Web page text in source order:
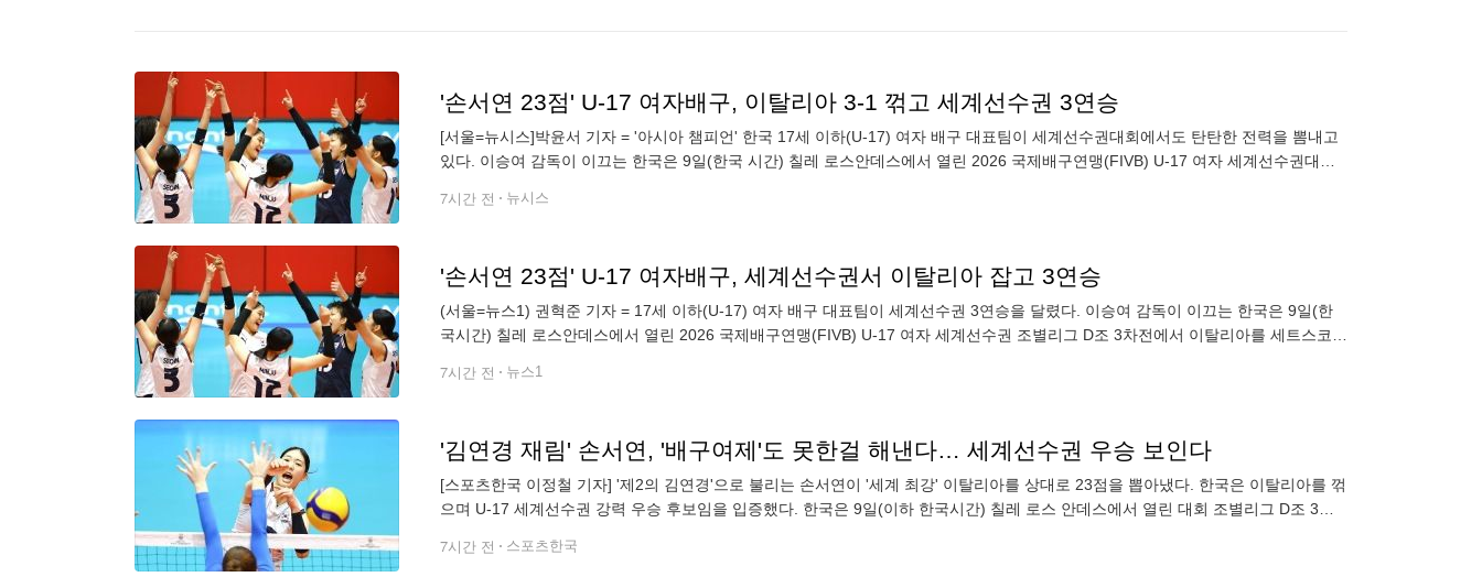
'손서연 23점' U-17 여자배구, 이탈리아 3-1 꺾고 세계선수권 3연승
[서울=뉴시스]박윤서 기자 = '아시아 챔피언' 한국 17세 이하(U-17) 여자 배구 대표팀이 세계선수권대회에서도 탄탄한 전력을 뽐내고
있다. 이승여 감독이 이끄는 한국은 9일(한국 시간) 칠레 로스안데스에서 열린 2026 국제배구연맹(FIVB) U-17 여자 세계선수권대회
7시간 전 뉴시스
'손서연 23점' U-17 여자배구, 세계선수권서 이탈리아 잡고 3연승
(서울=뉴스1) 권혁준 기자 = 17세 이하(U-17) 여자 배구 대표팀이 세계선수권 3연승을 달렸다. 이승여 감독이 이끄는 한국은 9일(한
국시간) 칠레 로스안데스에서 열린 2026 국제배구연맹(FIVB) U-17 여자 세계선수권 조별리그 D조 3차전에서 이탈리아를 세트스코어
7시간 전 뉴스1
'김연경 재림' 손서연, '배구여제'도 못한걸 해낸다… 세계선수권 우승 보인다
[스포츠한국 이정철 기자] '제2의 김연경'으로 불리는 손서연이 '세계 최강' 이탈리아를 상대로 23점을 뽑아냈다. 한국은 이탈리아를 꺾
으며 U-17 세계선수권 강력 우승 후보임을 입증했다. 한국은 9일(이하 한국시간) 칠레 로스 안데스에서 열린 대회 조별리그 D조 3차
7시간 전 스포츠한국